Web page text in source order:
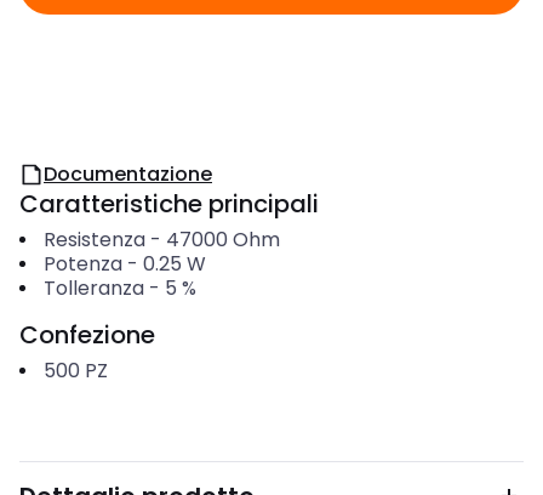
Documentazione
Caratteristiche principali
Resistenza- 47000 Ohm
Potenza- 0.25 W
Tolleranza- 5 %
Confezione
500 PZ